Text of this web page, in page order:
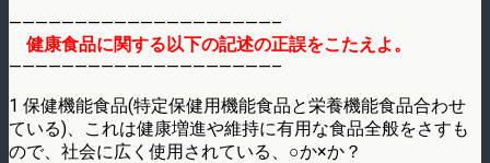
————————————————————–
健康食品に関する以下の記述の正誤をこたえよ。
————————————————————–
1 保健機能食品(特定保健用機能食品と栄養機能食品合わせ
ている)、これは健康増進や維持に有用な食品全般をさすも
ので、社会に広く使用されている、○か×か？